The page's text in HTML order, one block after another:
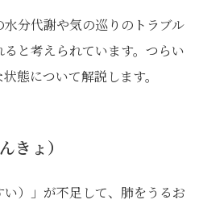
分代謝や気の巡りのトラブル
と考えられています。つらい
態について解説します。
きょ）
）」が不足して、肺をうるお